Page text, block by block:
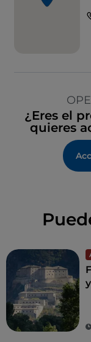
¿Eres el
quieres